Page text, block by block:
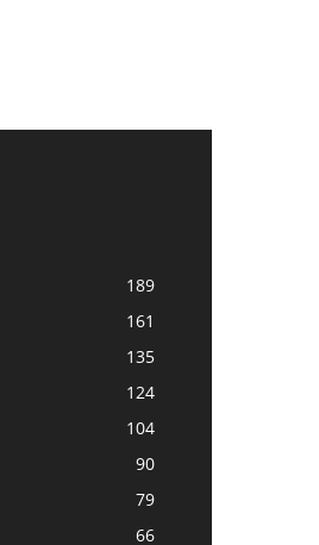
189
161
135
124
104
90
79
66